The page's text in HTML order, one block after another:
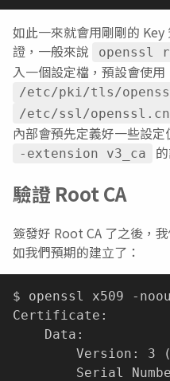
如此一來就會用剛剛的
證，一般來說
openssl
入一個設定檔，預設會使用
/etc/pki/tls/
/etc/ssl/
內部會預先定義好一些設定
-extension v3_ca
驗證 Root CA
簽發好 Root CA 了之後，
如我們預期的建立了：
$ openssl x509 -
Certificate:
    Data:
        Version: 3
(
Serial